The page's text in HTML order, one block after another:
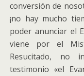
conversión de
¡no hay mucho
poder anunciar el
viene por el
Resucitado, no
testimonio «el